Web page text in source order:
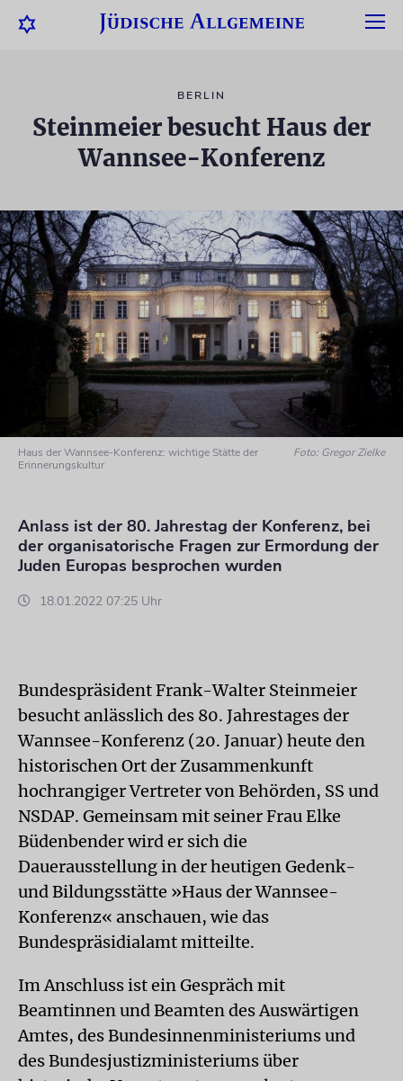
BERLIN
Steinmeier besucht Haus der
Wannsee-Konferenz
Haus der Wannsee-Konferenz: wichtige Stätte der
Erinnerungskultur
Foto: Gregor Zielke
Anlass ist der 80. Jahrestag der Konferenz, bei
der organisatorische Fragen zur Ermordung der
Juden Europas besprochen wurden
18.01.2022 07:25 Uhr
Bundespräsident Frank-Walter Steinmeier
besucht anlässlich des 80. Jahrestages der
Wannsee-Konferenz (20. Januar) heute den
historischen Ort der Zusammenkunft
hochrangiger Vertreter von Behörden, SS und
NSDAP. Gemeinsam mit seiner Frau Elke
Büdenbender wird er sich die
Dauerausstellung in der heutigen Gedenk-
und Bildungsstätte »Haus der Wannsee-
Konferenz« anschauen, wie das
Bundespräsidialamt mitteilte.
Im Anschluss ist ein Gespräch mit
Beamtinnen und Beamten des Auswärtigen
Amtes, des Bundesinnenministeriums und
des Bundesjustizministeriums über